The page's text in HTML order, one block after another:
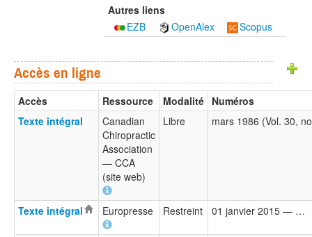
Autres liens
EZB
OpenAlex Scopus
Accès en ligne
Accès Ressource Modalité Numéros
Texte intégral
Canadian
Chiropractic
Association
— CCA
(site web)
Libre mars 1986 (Vol. 30,
Texte intégral Europresse Restreint 01 janvier 2015 — …